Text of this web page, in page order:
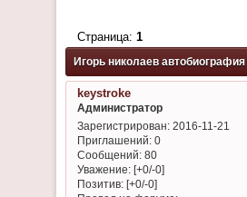
Игорь николаев автобиография
Страница: 1
keystroke
Администратор
Зарегистрирован: 2016-11-21
Приглашений:0
Сообщений:80
Уважение: [+0/-0]
Позитив: [+0/-0]